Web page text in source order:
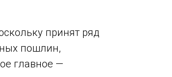
принят ряд
пошлин,
главное —